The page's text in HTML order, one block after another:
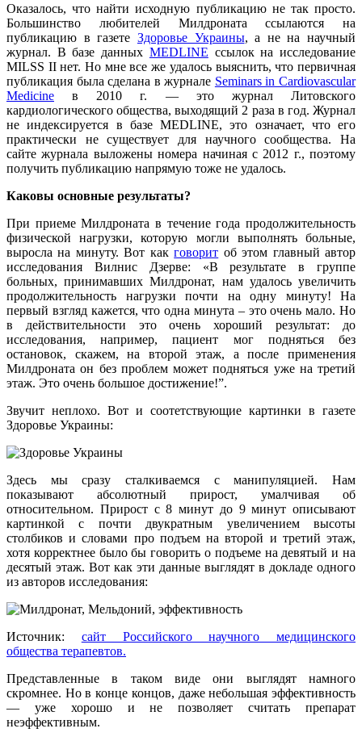
Оказалось, что найти исходную публикацию не так просто.
Большинство любителей Милдроната ссылаются на
публикацию в газете Здоровье Украины, а не на научный
журнал. В базе данных MEDLINE ссылок на исследование
MILSS II нет. Но мне все же удалось выяснить, что первичная
публикация была сделана в журнале Seminars in Cardiovascular
Medicine в 2010 г. — это журнал Литовского
кардиологического общества, выходящий 2 раза в год. Журнал
не индексируется в базе MEDLINE, это означает, что его
практически не существует для научного сообщества. На
сайте журнала выложены номера начиная с 2012 г., поэтому
получить публикацию напрямую тоже не удалось.
Каковы основные результаты?
При приеме Милдроната в течение года продолжительность
физической нагрузки, которую могли выполнять больные,
выросла на минуту. Вот какговорит об этом главный автор
исследования Вилнис Дзерве: «В результате в группе
больных, принимавших Милдронат, нам удалось увеличить
продолжительность нагрузки почти на одну минуту! На
первый взгляд кажется, что одна минута – это очень мало. Но
в действительности это очень хороший результат: до
исследования, например, пациент мог подняться без
остановок, скажем, на второй этаж, а после применения
Милдроната он без проблем может подняться уже на третий
этаж. Это очень большое достижение!”.
Звучит неплохо. Вот и соотетствующие картинки в газете
Здоровье Украины:
Здесь мы сразу сталкиваемся с манипуляцией. Нам
показывают абсолютный прирост, умалчивая об
относительном. Прирост с 8 минут до 9 минут описывают
картинкой с почти двукратным увеличением высоты
столбиков и словами про подъем на второй и третий этаж,
хотя корректнее было бы говорить о подъеме на девятый и на
десятый этаж. Вот как эти данные выглядят в докладе одного
из авторов исследования:
Источник: сайт Российского научного медицинского
общества терапевтов.
Представленные в таком виде они выглядят намного
скромнее. Но в конце концов, даже небольшая эффективность
— уже хорошо и не позволяет считать препарат
неэффективным.